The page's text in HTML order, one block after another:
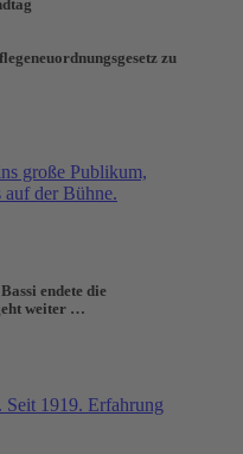
zu
endete die
weiter …